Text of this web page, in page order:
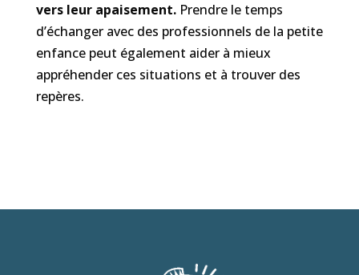
vers leur apaisement. Prendre le temps
d’échanger avec des professionnels de la petite
enfance peut également aider à mieux
appréhender ces situations et à trouver des
repères.